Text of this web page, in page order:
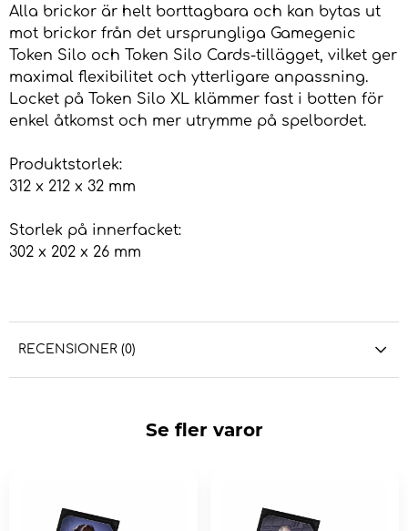
Alla brickor är helt borttagbara och kan bytas ut
mot brickor från det ursprungliga Gamegenic
Token Silo och Token Silo Cards-tillägget, vilket ger
maximal flexibilitet och ytterligare anpassning.
Locket på Token Silo XL klämmer fast i botten för
enkel åtkomst och mer utrymme på spelbordet.
Produktstorlek:
312 x 212 x 32 mm
Storlek på innerfacket:
302 x 202 x 26 mm
RECENSIONER (0)
Se fler varor